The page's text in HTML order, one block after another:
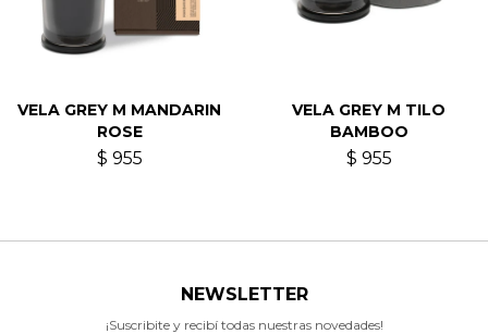
VELA GREY M MANDARIN
ROSE
$ 955
VELA GREY M TILO
BAMBOO
$ 955
NEWSLETTER
¡Suscribite y recibí todas nuestras novedades!